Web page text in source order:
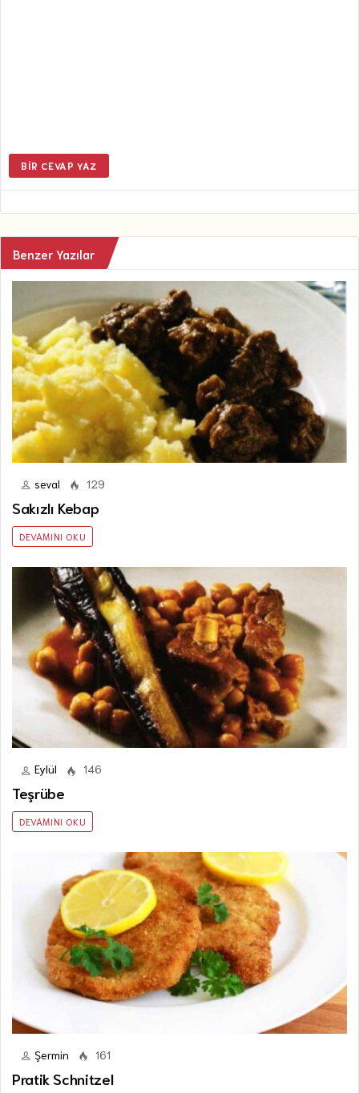
BIR CEVAP YAZ
Benzer Yazılar
seval 129
Sakızlı Kebap
DEVAMINI OKU
Eylül 146
Teşrübe
DEVAMINI OKU
Şermin 161
Pratik Schnitzel